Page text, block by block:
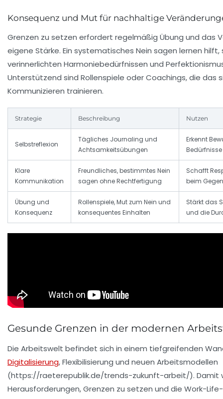
Konsequenz und Mut für nachhaltige
Grenzen zu setzen erfordert regelmäßig Übung und das
eigene Stärke. Ein systematisches Nein sagen lernen hilft,
verinnerlichten Harmoniebedürfnissen und
Unterstützend sind Rollenspiele oder Coachings, die das
Kommunizieren trainieren.
Strategie Beschreibung Nutzen
Selbstreflexion
Tägliches Journaling und
Achtsamkeitsübungen
Erkennt
Klare
Kommunikation
Freundliches, bestimmtes Nein
sagen ohne Rechtfertigung
Schafft
beim
Übung und
Konsequenz
Rollenspiele, Mut zum Nein und
konsequentes Einhalten
Stärkt das
und die
Gesunde Grenzen in der modernen
Die Arbeitswelt befindet sich in einem tiefgreifenden
Digitalisierung, Flexibilisierung und neuen Arbeitsmodellen
(https://raeterepublik.de/trends-zukunft-arbeit/). Damit
Herausforderungen, Grenzen zu setzen und die Work-